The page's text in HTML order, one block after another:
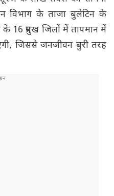
विभाग के ताजा बुलेटिन के
16 प्रमुख जिलों में तापमान में
जिससे जनजीवन बुरी तरह